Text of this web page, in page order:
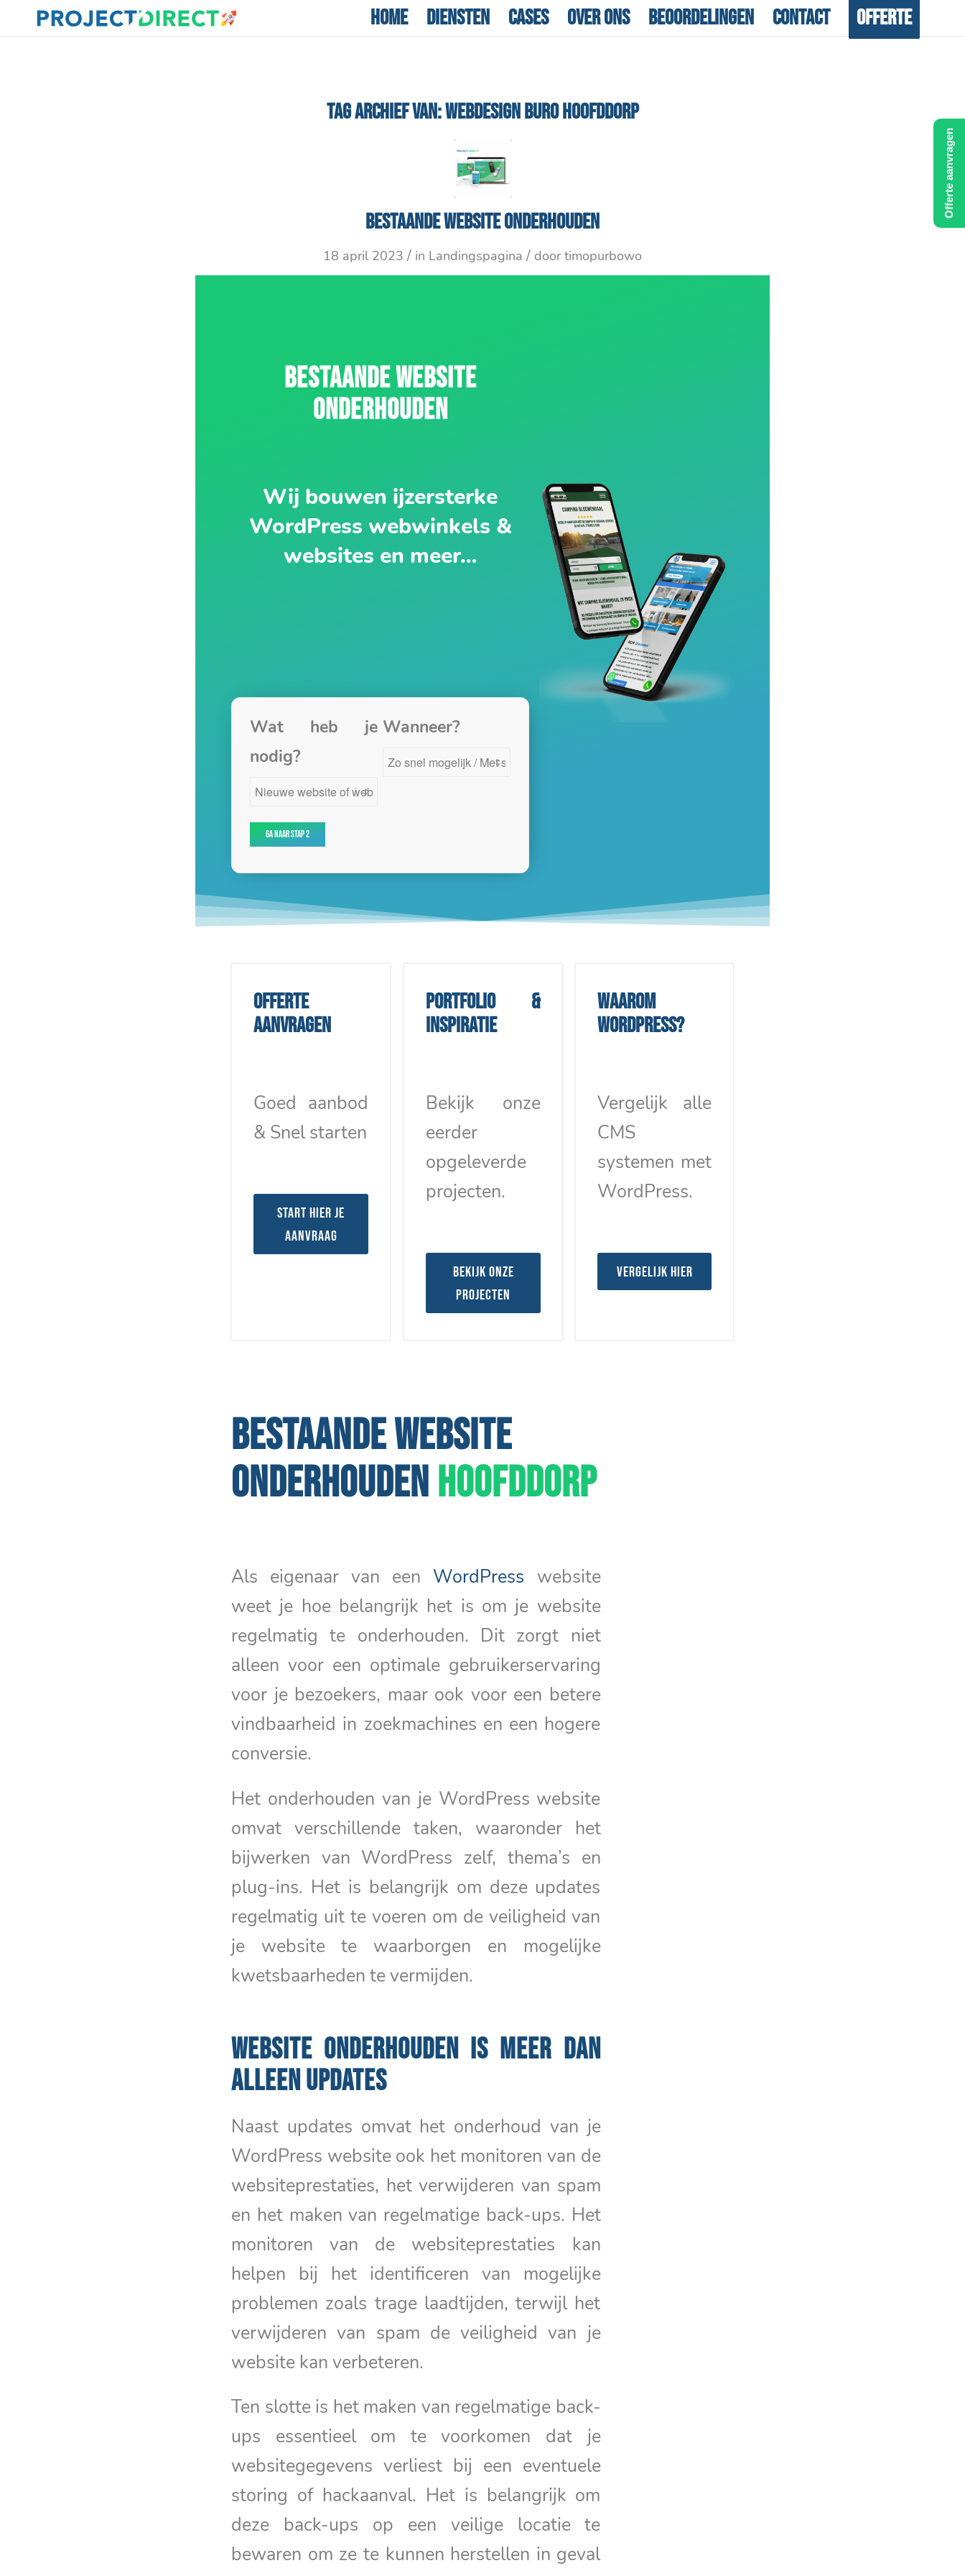
Home Diensten Cases Over ons Beoordelingen Contact Offerte
TAG ARCHIEF VAN:WEBDESIGN BURO HOOFDDORP
Bestaande website onderhouden
18 april 2023 / in Landingspagina / doortimopurbowo
BESTAANDE WEBSITE
ONDERHOUDEN
Wij bouwen ijzersterke
WordPress webwinkels &
websites en meer…
Wat heb je
nodig?
Wanneer?
Offerte
aanvragen
Goed aanbod
& Snel starten
Start hier je
aanvraag
Portfolio &
inspiratie
Bekijk onze
eerder
opgeleverde
projecten.
Bekijk onze
projecten
Waarom
WordPress?
Vergelijk alle
CMS
systemen met
WordPress.
Vergelijk hier
BESTAANDE WEBSITE
ONDERHOUDENHOOFDDORP
Als eigenaar van een WordPress website
weet je hoe belangrijk het is om je website
regelmatig te onderhouden. Dit zorgt niet
alleen voor een optimale gebruikerservaring
voor je bezoekers, maar ook voor een betere
vindbaarheid in zoekmachines en een hogere
conversie.
Het onderhouden van je WordPress website
omvat verschillende taken, waaronder het
bijwerken van WordPress zelf, thema’s en
plug-ins. Het is belangrijk om deze updates
regelmatig uit te voeren om de veiligheid van
je website te waarborgen en mogelijke
kwetsbaarheden te vermijden.
WEBSITE ONDERHOUDEN IS MEER DAN
ALLEEN UPDATES
Naast updates omvat het onderhoud van je
WordPress website ook het monitoren van de
websiteprestaties, het verwijderen van spam
en het maken van regelmatige back-ups. Het
monitoren van de websiteprestaties kan
helpen bij het identificeren van mogelijke
problemen zoals trage laadtijden, terwijl het
verwijderen van spam de veiligheid van je
website kan verbeteren.
Ten slotte is het maken van regelmatige back-
ups essentieel om te voorkomen dat je
websitegegevens verliest bij een eventuele
storing of hackaanval. Het is belangrijk om
deze back-ups op een veilige locatie te
bewaren om ze te kunnen herstellen in geval
Offerte aanvragen